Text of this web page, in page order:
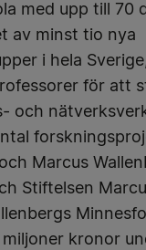
med upp till 70
av minst tio nya
i hela
för att
och
Marcus
Stiftelsen
kronor